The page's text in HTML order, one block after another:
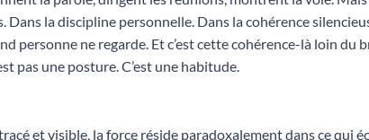
la discipline personnelle. Dans la cohérence
personne ne regarde. Et c’est cette cohérence-là loin
pas une posture. C’est une habitude.
et visible, la force réside paradoxalement dans ce qui